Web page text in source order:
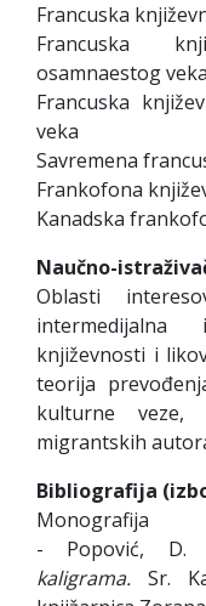
Francuska
Francuska
osamnaestog veka
Francuska
veka
Savremena
Frankofona
Kanadska
Naučno-
Oblasti
intermedijalna
književnosti i
teorija
kulturne veze,
migrantskih
Bibliografija
Monografija
- Popović, D.
kaligrama. Sr.